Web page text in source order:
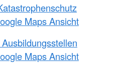
Maps Ansicht
Maps Ansicht